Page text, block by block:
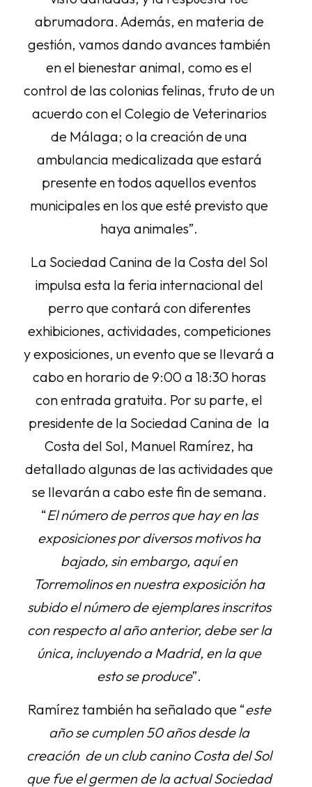
abrumadora. Además, en materia de
gestión, vamos dando avances también
en el bienestar animal, como es el
control de las colonias felinas, fruto de un
acuerdo con el Colegio de Veterinarios
de Málaga; o la creación de una
ambulancia medicalizada que estará
presente en todos aquellos eventos
municipales en los que esté previsto que
haya animales”.
La Sociedad Canina de la Costa del Sol
impulsa esta la feria internacional del
perro que contará con diferentes
exhibiciones, actividades, competiciones
y exposiciones, un evento que se llevará a
cabo en horario de 9:00 a 18:30 horas
con entrada gratuita. Por su parte, el
presidente de la Sociedad Canina de la
Costa del Sol, Manuel Ramírez, ha
detallado algunas de las actividades que
se llevarán a cabo este fin de semana.
“El número de perros que hay en las
exposiciones por diversos motivos ha
bajado, sin embargo, aquí en
Torremolinos en nuestra exposición ha
subido el número de ejemplares inscritos
con respecto al año anterior, debe ser la
única, incluyendo a Madrid, en la que
esto se produce”.
Ramírez también ha señalado que “este
año se cumplen 50 años desde la
creación de un club canino Costa del Sol
que fue el germen de la actual Sociedad